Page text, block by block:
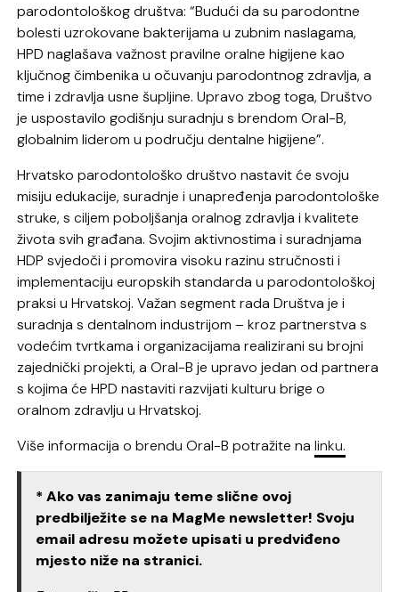
parodontološkog društva: “Budući da su parodontne
bolesti uzrokovane bakterijama u zubnim naslagama,
HPD naglašava važnost pravilne oralne higijene kao
ključnog čimbenika u očuvanju parodontnog zdravlja, a
time i zdravlja usne šupljine. Upravo zbog toga, Društvo
je uspostavilo godišnju suradnju s brendom Oral-B,
globalnim liderom u području dentalne higijene”.
Hrvatsko parodontološko društvo nastavit će svoju
misiju edukacije, suradnje i unapređenja parodontološke
struke, s ciljem poboljšanja oralnog zdravlja i kvalitete
života svih građana. Svojim aktivnostima i suradnjama
HDP svjedoči i promovira visoku razinu stručnosti i
implementaciju europskih standarda u parodontološkoj
praksi u Hrvatskoj. Važan segment rada Društva je i
suradnja s dentalnom industrijom – kroz partnerstva s
vodećim tvrtkama i organizacijama realizirani su brojni
zajednički projekti, a Oral-B je upravo jedan od partnera
s kojima će HPD nastaviti razvijati kulturu brige o
oralnom zdravlju u Hrvatskoj.
Više informacija o brendu Oral-B potražite nalinku.
* Ako vas zanimaju teme slične ovoj
predbilježite se na MagMe newsletter! Svoju
email adresu možete upisati u predviđeno
mjesto niže na stranici.